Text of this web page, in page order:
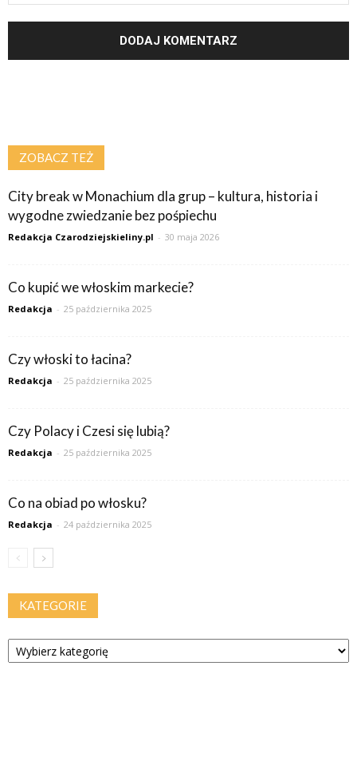
ZOBACZ TEŻ
City break w Monachium dla grup – kultura, historia i
wygodne zwiedzanie bez pośpiechu
Redakcja Czarodziejskieliny.pl - 30 maja 2026
Co kupić we włoskim markecie?
Redakcja - 25 października 2025
Czy włoski to łacina?
Redakcja - 25 października 2025
Czy Polacy i Czesi się lubią?
Redakcja - 25 października 2025
Co na obiad po włosku?
Redakcja - 24 października 2025
KATEGORIE
Kategorie